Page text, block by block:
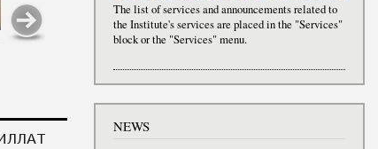
The list of services and announcements related to
the Institute's services are placed in the "Services"
block or the "Services" menu.
NEWS